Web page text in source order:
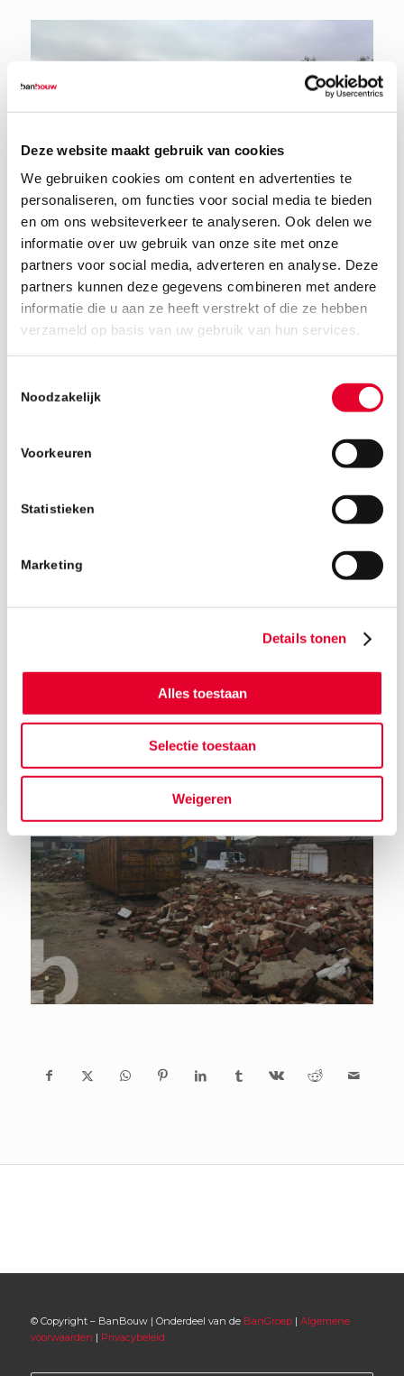
Deze website maakt gebruik van cookies
We gebruiken cookies om content en advertenties te
personaliseren, om functies voor social media te bieden
en om ons websiteverkeer te analyseren. Ook delen we
informatie over uw gebruik van onze site met onze
partners voor social media, adverteren en analyse. Deze
partners kunnen deze gegevens combineren met andere
informatie die u aan ze heeft verstrekt of die ze hebben
verzameld op basis van uw gebruik van hun services.
Noodzakelijk
Voorkeuren
Statistieken
Marketing
Details tonen
Alles toestaan
Selectie toestaan
Weigeren
6 juli 2018
© Copyright – BanBouw | Onderdeel van de BanGroep| Algemene
voorwaarden | Privacybeleid